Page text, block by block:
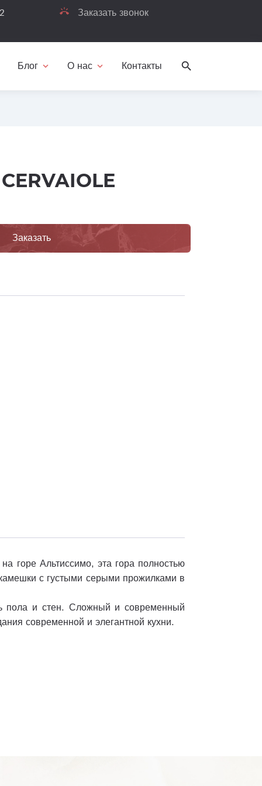
ring_volume Заказать звонок
Блог expand_more О нас expand_more Контакты search
Заказать
горе Альтиссимо, эта гора полностью
с густыми серыми прожилками в
пола и стен. Сложный и современный
современной и элегантной кухни.